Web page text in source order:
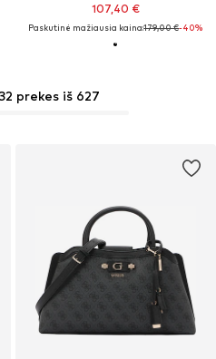
107,40 €
Paskutinė mažiausia kaina:179,00 €-40%
prekes iš 627